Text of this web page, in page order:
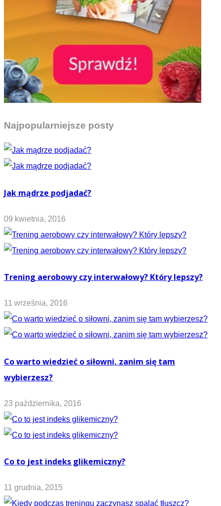
Najpopularniejsze posty
Jak mądrze podjadać?
09 kwietnia, 2016
Trening aerobowy czy interwałowy? Który lepszy?
11 września, 2016
Co warto wiedzieć o siłowni, zanim się tam
wybierzesz?
23 października, 2016
Co to jest indeks glikemiczny?
11 grudnia, 2015